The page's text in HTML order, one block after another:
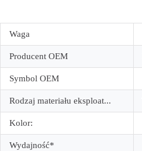
Waga
Producent OEM
Symbol OEM
Rodzaj materiału eksploat...
Kolor:
Wydajność*